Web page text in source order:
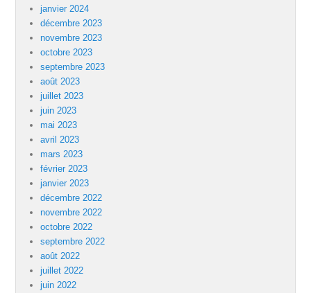
janvier 2024
décembre 2023
novembre 2023
octobre 2023
septembre 2023
août 2023
juillet 2023
juin 2023
mai 2023
avril 2023
mars 2023
février 2023
janvier 2023
décembre 2022
novembre 2022
octobre 2022
septembre 2022
août 2022
juillet 2022
juin 2022